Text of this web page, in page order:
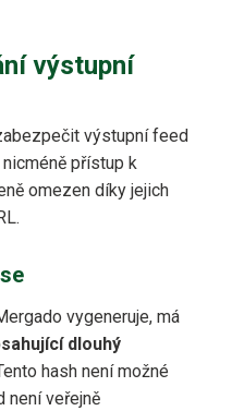
výstupní
výstupní feed
přístup k
omezen díky jejich
vygeneruje, má
dlouhý
hash není možné
není veřejně